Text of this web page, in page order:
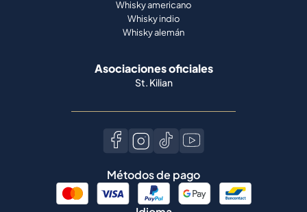
Whisky americano
Whisky indio
Whisky alemán
Asociaciones oficiales
St. Kilian
Métodos de pago